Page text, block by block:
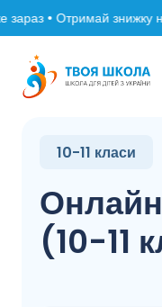
• Отримай знижку
10-11 класи
(10-11